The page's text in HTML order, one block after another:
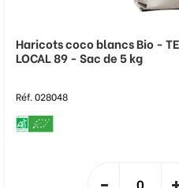
Haricots coco blancs Bio -
LOCAL 89 - Sac de 5 kg
Réf. 028048